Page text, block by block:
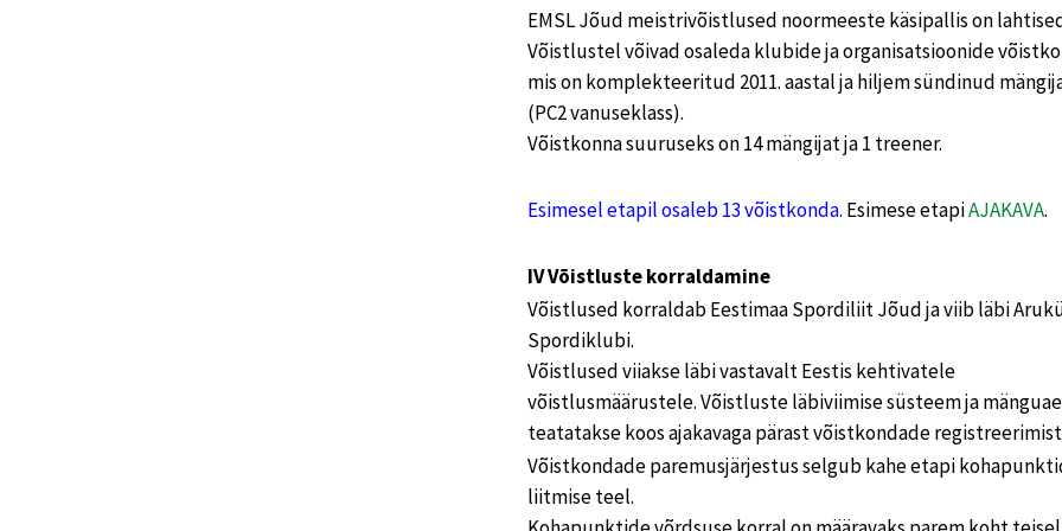
EMSL Jõud meistrivõistlused noormeeste käsipallis on
Võistlustel võivad osaleda klubide ja organisatsioonide
mis on komplekteeritud 2011. aastal ja hiljem sündinud
(PC2 vanuseklass).
Võistkonna suuruseks on 14 mängijat ja 1 treener.
Esimesel etapil osaleb 13 võistkonda. Esimese etapiAJAKAVA.
IV Võistluste korraldamine
Võistlused korraldab Eestimaa Spordiliit Jõud ja viib läbi
Spordiklubi.
Võistlused viiakse läbi vastavalt Eestis kehtivatele
võistlusmäärustele. Võistluste läbiviimise süsteem ja
teatatakse koos ajakavaga pärast võistkondade
Võistkondade paremusjärjestus selgub kahe etapi
liitmise teel.